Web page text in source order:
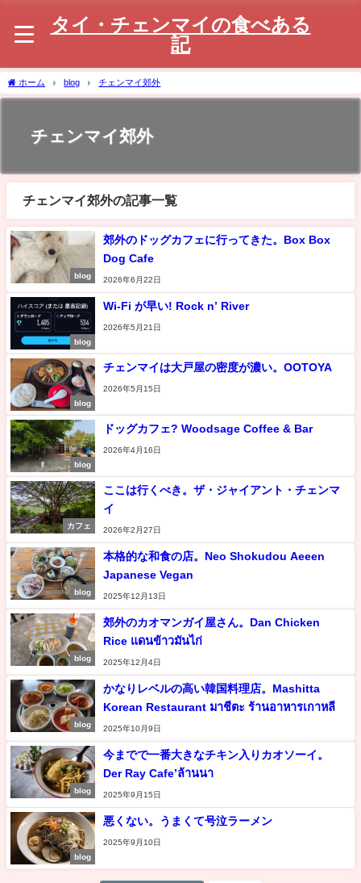
タイ・チェンマイの食べある
記
ホーム blog チェンマイ郊外
チェンマイ郊外
チェンマイ郊外の記事一覧
blog
郊外のドッグカフェに行ってきた。Box Box
Dog Cafe
2026年6月22日
blog
Wi-Fi が早い! Rock n’ River
2026年5月21日
blog
チェンマイは大戸屋の密度が濃い。OOTOYA
2026年5月15日
blog
ドッグカフェ? Woodsage Coffee & Bar
2026年4月16日
カフェ
ここは行くべき。ザ・ジャイアント・チェンマ
イ
2026年2月27日
blog
本格的な和食の店。Neo Shokudou Aeeen
Japanese Vegan
2025年12月13日
blog
郊外のカオマンガイ屋さん。Dan Chicken
Rice แดนข้าวมันไก่
2025年12月4日
blog
かなりレベルの高い韓国料理店。Mashitta
Korean Restaurant มาชีตะ ร้านอาหารเกาหลี
2025年10月9日
blog
今までで一番大きなチキン入りカオソーイ。
Der Ray Cafe’ล้านนา
2025年9月15日
blog
悪くない。うまくて号泣ラーメン
2025年9月10日